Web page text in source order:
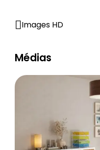
Images HD
Médias